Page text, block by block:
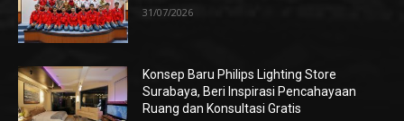
31/07/2026
Konsep Baru Philips Lighting Store
Surabaya, Beri Inspirasi Pencahayaan
Ruang dan Konsultasi Gratis